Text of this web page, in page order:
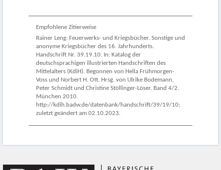
Empfohlene Zitierweise
Rainer Leng: Feuerwerks- und Kriegsbücher. Sonstige und
anonyme Kriegsbücher des 16. Jahrhunderts.
Handschrift Nr. 39.19.10. In: Katalog der
deutschsprachigen illustrierten Handschriften des
Mittelalters (KdiH). Begonnen von Hella Frühmorgen-
Voss und Norbert H. Ott. Hrsg. von Ulrike Bodemann,
Peter Schmidt und Christine Stöllinger-Löser. Band 4/2.
München 2010.
http://kdih.badw.de/datenbank/handschrift/39/19/10;
zuletzt geändert am 02.10.2023.